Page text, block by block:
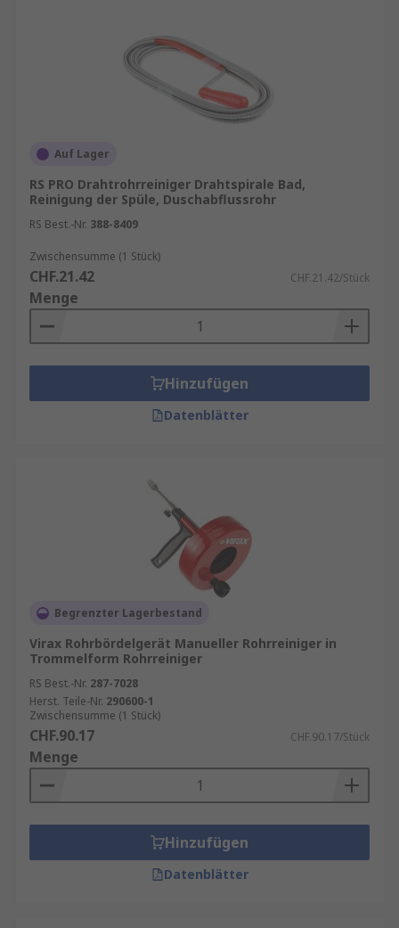
Auf Lager
RS PRO Drahtrohrreiniger Drahtspirale Bad,
Reinigung der Spüle, Duschabflussrohr
RS Best.-Nr. 388-8409
Zwischensumme (1 Stück)
CHF.21.42 CHF.21.42/Stück
Menge
Hinzufügen
Datenblätter
Begrenzter Lagerbestand
Virax Rohrbördelgerät Manueller Rohrreiniger in
Trommelform Rohrreiniger
RS Best.-Nr. 287-7028
Herst. Teile-Nr. 290600-1
Zwischensumme (1 Stück)
CHF.90.17 CHF.90.17/Stück
Menge
Hinzufügen
Datenblätter